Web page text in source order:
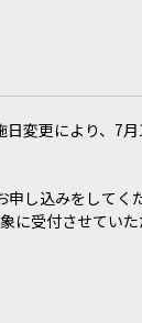
変更により、7
申し込みをして
に受付させてい